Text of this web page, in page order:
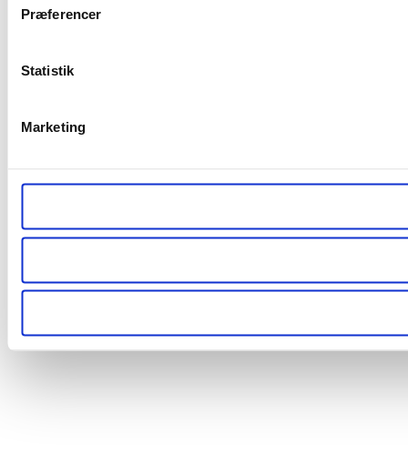
Præferencer
Statistik
Marketing